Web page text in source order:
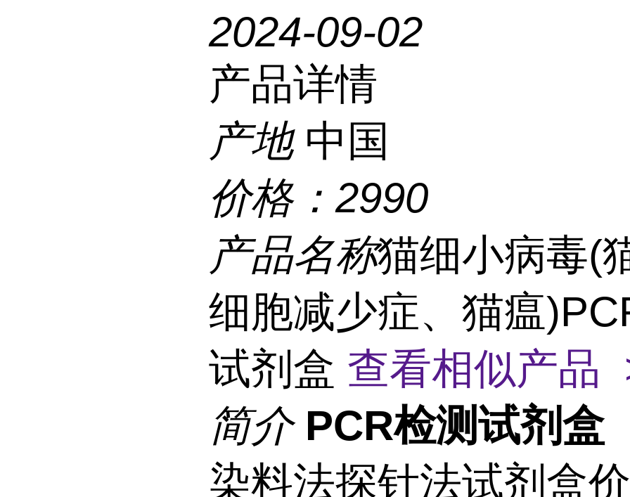
2024-09-02
产品详情
产地 中国
价格： 2990
产品名称猫细小病毒(
细胞减少症、猫瘟
试剂盒 查看相似产品
简介 PCR检测试剂盒
染料法探针法试剂盒